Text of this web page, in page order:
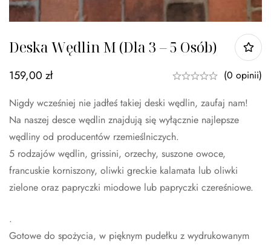
Deska Wędlin M (dla 3 – 5 Osób)
159,00 zł
(0 opinii)
Nigdy wcześniej nie jadłeś takiej deski wędlin, zaufaj nam!
Na naszej desce wędlin znajdują się wyłącznie najlepsze
wędliny od producentów rzemieślniczych.
5 rodzajów wędlin, grissini, orzechy, suszone owoce,
francuskie korniszony, oliwki greckie kalamata lub oliwki
zielone oraz papryczki miodowe lub papryczki czereśniowe.
.
Gotowe do spożycia, w pięknym pudełku z wydrukowanym